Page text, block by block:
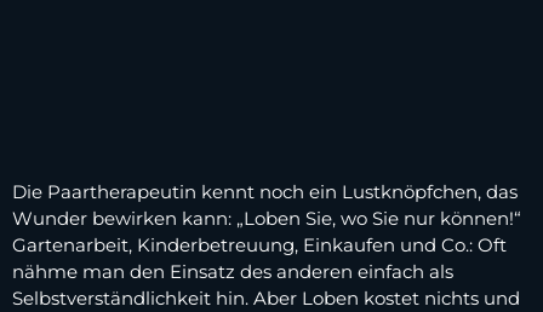
Die Paartherapeutin kennt noch ein Lustknöpfchen, das
Wunder bewirken kann: „Loben Sie, wo Sie nur können!“
Gartenarbeit, Kinderbetreuung, Einkaufen und Co.: Oft
nähme man den Einsatz des anderen einfach als
Selbstverständlichkeit hin. Aber Loben kostet nichts und